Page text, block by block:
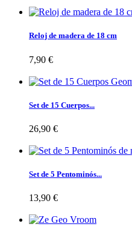
Reloj de madera de 18 cm
7,90 €
Set de 15 Cuerpos...
26,90 €
Set de 5 Pentominós...
13,90 €